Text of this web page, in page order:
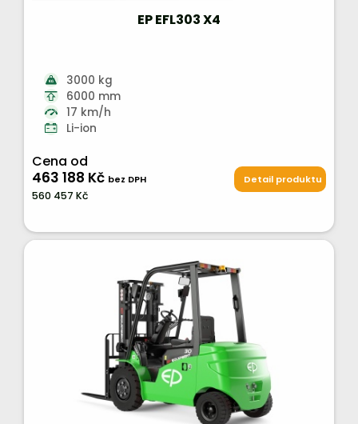
EP EFL303 X4
3000 kg
6000 mm
17 km/h
Li-ion
Cena od
463 188 Kč bez DPH
560 457 Kč
Detail produktu